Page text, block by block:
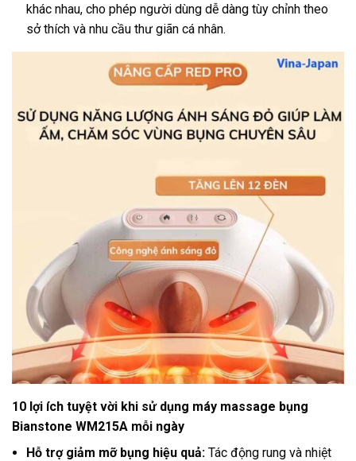
khác nhau, cho phép người dùng dễ dàng tùy chỉnh theo
sở thích và nhu cầu thư giãn cá nhân.
10 lợi ích tuyệt vời khi sử dụng máy massage bụng
Bianstone WM215A mỗi ngày
Hỗ trợ giảm mỡ bụng hiệu quả: Tác động rung và nhiệt